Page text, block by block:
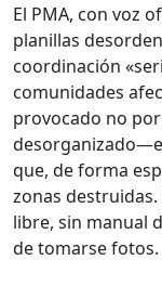
El PMA, con voz
planillas
coordinación
comunidades
provocado no
que, de forma
zonas
libre, sin manual
de tomarse fotos.